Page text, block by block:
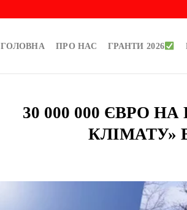
ГОЛОВНА ПРО НАС ГРАНТИ 2026
30 000 000 ЄВРО
КЛІМАТУ»